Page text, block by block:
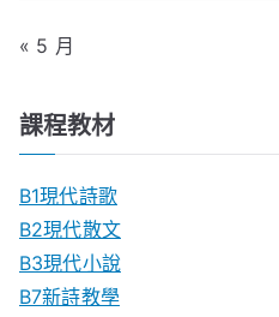
« 5 月
課程教材
B1現代詩歌
B2現代散文
B3現代小說
B7新詩教學